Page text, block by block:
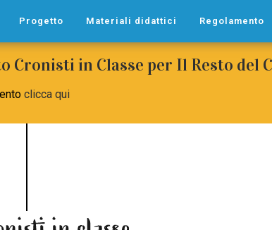
Progetto Materiali didattici Regolamento
Cronisti in Classe per Il Resto del
clicca qui